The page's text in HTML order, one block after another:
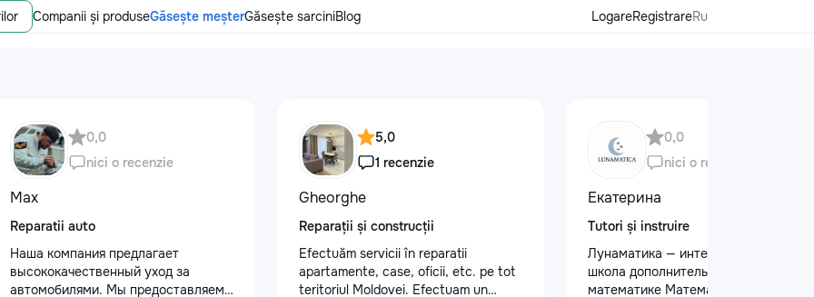
Companii și produseGăsește meșterGăsește sarciniBlog LogareRegistrareRu
0,0
nici o recenzie
Max
Reparatii auto
Наша компания предлагает
высококачественный уход за
автомобилями. Мы предоставляем
5,0
1 recenzie
Gheorghe
Reparații și construcții
Efectuăm servicii în reparatii
apartamente, case, oficii, etc. pe tot
teritoriul Moldovei. Efectuam un
0,0
nici o recenzie
Екатерина
Tutori și instruire
Лунаматика — интерактивная
школа дополнительных уроков по
математике Математика легко,